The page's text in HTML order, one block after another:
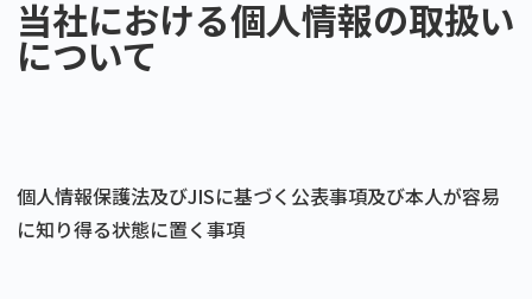
当社における個人情報の取扱い
について
個人情報保護法及びJISに基づく公表事項及び本人が容易
に知り得る状態に置く事項